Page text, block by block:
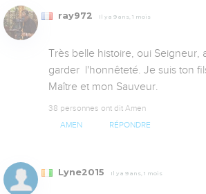
ray972 Il y a 9 ans, 1 mois
Très belle histoire, oui Seigneur,
garder  l'honnêteté. Je suis ton
Maître et mon Sauveur.
38 personnes ont dit Amen
AMEN RÉPONDRE
Lyne2015 Il y a 9 ans, 1 mois